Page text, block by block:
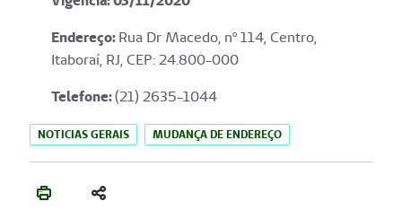
Endereço:Rua Dr Macedo, nº 114, Centro,
Itaboraí, RJ, CEP: 24.800-000
Telefone:(21) 2635-1044
NOTICIAS GERAIS MUDANÇA DE ENDEREÇO